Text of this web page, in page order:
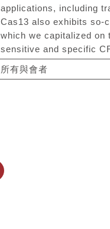
applications, including
Cas13 also exhibits so-
which we capitalized on
sensitive and specific
所有與會者